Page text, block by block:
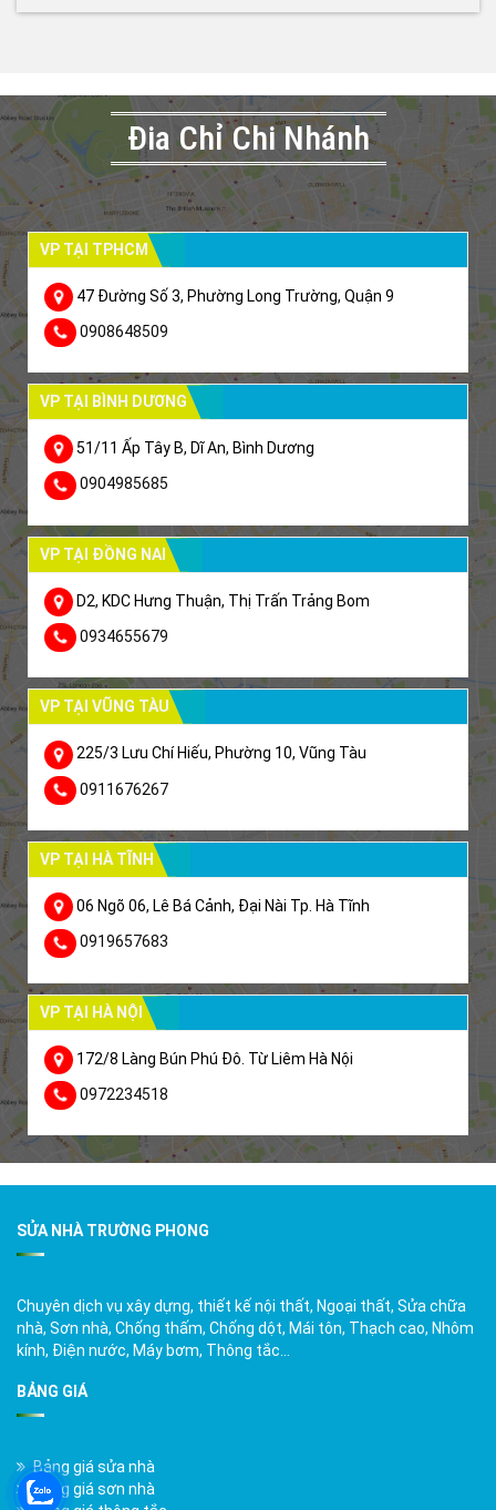
Đia Chỉ Chi Nhánh
VP TẠI TPHCM
47 Đường Số 3, Phường Long Trường, Quận 9
0908648509
VP TẠI BÌNH DƯƠNG
51/11 Ấp Tây B, Dĩ An, Bình Dương
0904985685
VP TẠI ĐỒNG NAI
D2, KDC Hưng Thuận, Thị Trấn Trảng Bom
0934655679
VP TẠI VŨNG TÀU
225/3 Lưu Chí Hiếu, Phường 10, Vũng Tàu
0911676267
VP TẠI HÀ TĨNH
06 Ngõ 06, Lê Bá Cảnh, Đại Nài Tp. Hà Tĩnh
0919657683
VP TẠI HÀ NỘI
172/8 Làng Bún Phú Đô. Từ Liêm Hà Nội
0972234518
SỬA NHÀ TRƯỜNG PHONG
Chuyên dịch vụ xây dựng, thiết kế nội thất, Ngoại thất, Sửa chữa
nhà, Sơn nhà, Chống thấm, Chống dột, Mái tôn, Thạch cao, Nhôm
kính, Điện nước, Máy bơm, Thông tắc…
BẢNG GIÁ
Bảng giá sửa nhà
Bảng giá sơn nhà